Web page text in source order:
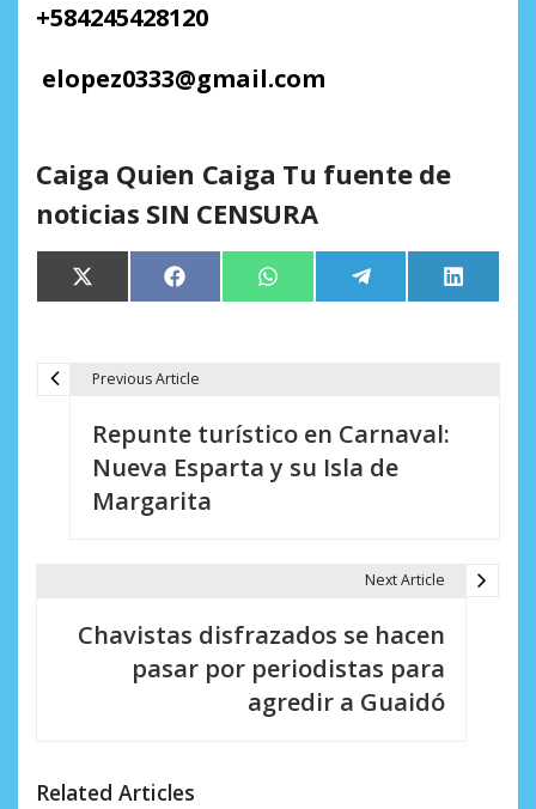
+584245428120
elopez0333@gmail.com
Caiga Quien Caiga Tu fuente de
noticias SIN CENSURA
Compartir
en
X
(Twitter)
Compartir
en
Facebook Compartir
en
WhatsApp Compartir
en
Telegram
en
LinkedIn
n
Previous Article
Repunte turístico en Carnaval:
Nueva Esparta y su Isla de
Margarita
Next Article
Chavistas disfrazados se hacen
pasar por periodistas para
agredir a Guaidó
Related Articles